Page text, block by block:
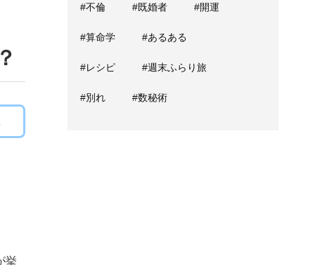
挙
#不倫 #既婚者 #開運
#算命学 #あるある
#レシピ #週末ふらり旅
#別れ #数秘術